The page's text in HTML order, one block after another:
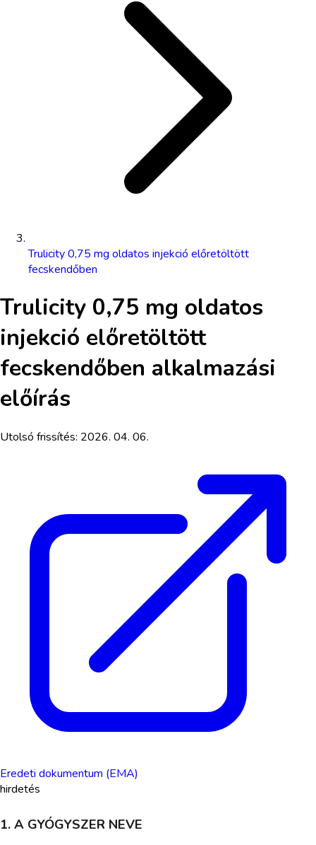
Trulicity 0,75 mg oldatos injekció előretöltött
fecskendőben
Trulicity 0,75 mg oldatos
injekció előretöltött
fecskendőben alkalmazási
előírás
Utolsó frissítés: 2026. 04. 06.
Eredeti dokumentum (EMA)
hirdetés
1. A GYÓGYSZER NEVE